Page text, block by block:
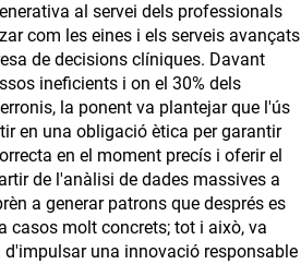
al servei dels professionals
com les eines i els serveis avançats
de decisions clíniques. Davant
ineficients i on el 30% dels
la ponent va plantejar que l'ús
en una obligació ètica per garantir
en el moment precís i oferir el
de l'anàlisi de dades massives a
a generar patrons que després es
casos molt concrets; tot i això, va
una innovació responsable